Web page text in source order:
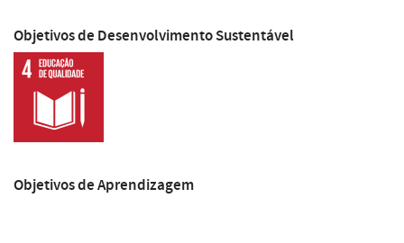
Objetivos de Desenvolvimento Sustentável
Objetivos de Aprendizagem